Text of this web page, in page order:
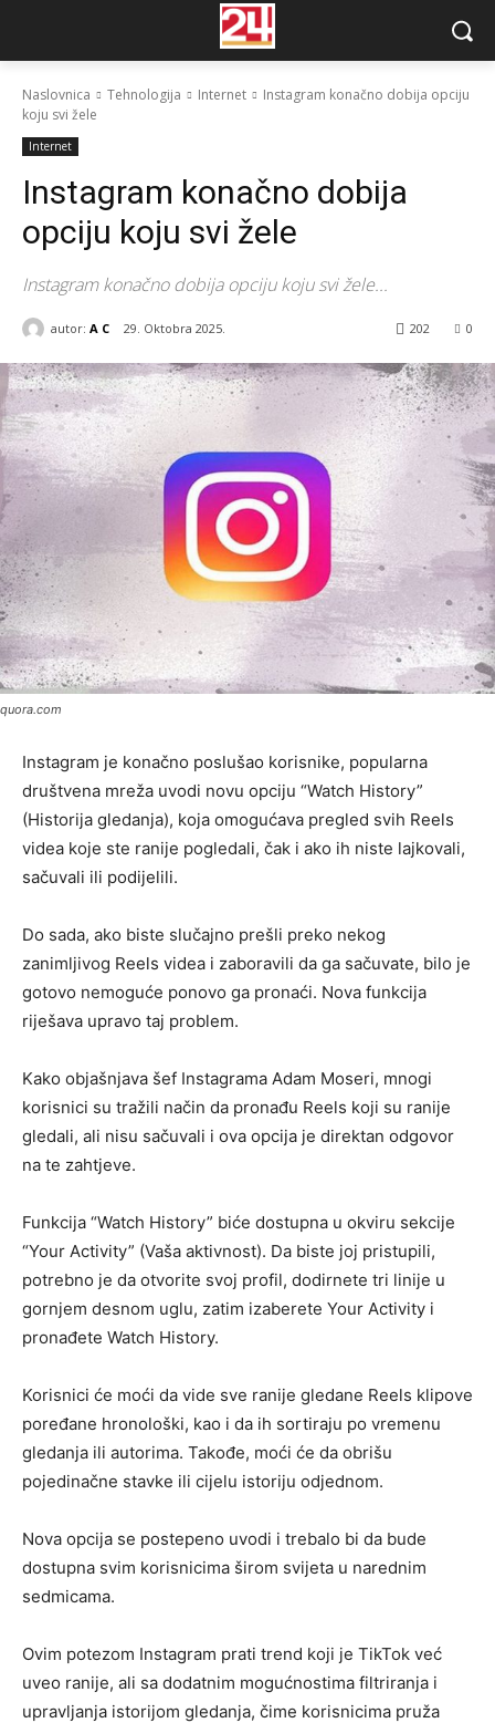
Naslovnica Tehnologija Internet
Instagram konačno dobija opciju
koju svi žele
Internet
Instagram konačno dobija
opciju koju svi žele
Instagram konačno dobija opciju koju svi žele...
autor: A C 29. Oktobra 2025. 0
202
quora.com
​Instagram je konačno poslušao korisnike, popularna
društvena mreža uvodi novu opciju “Watch History”
(Historija gledanja), koja omogućava pregled svih Reels
videa koje ste ranije pogledali, čak i ako ih niste lajkovali,
sačuvali ili podijelili.
Do sada, ako biste slučajno prešli preko nekog
zanimljivog Reels videa i zaboravili da ga sačuvate, bilo je
gotovo nemoguće ponovo ga pronaći. Nova funkcija
riješava upravo taj problem.
Kako objašnjava šef Instagrama Adam Moseri, mnogi
korisnici su tražili način da pronađu Reels koji su ranije
gledali, ali nisu sačuvali i ova opcija je direktan odgovor
na te zahtjeve.
Funkcija “Watch History” biće dostupna u okviru sekcije
“Your Activity” (Vaša aktivnost). Da biste joj pristupili,
potrebno je da otvorite svoj profil, dodirnete tri linije u
gornjem desnom uglu, zatim izaberete Your Activity i
pronađete Watch History.
Korisnici će moći da vide sve ranije gledane Reels klipove
poređane hronološki, kao i da ih sortiraju po vremenu
gledanja ili autorima. Takođe, moći će da obrišu
pojedinačne stavke ili cijelu istoriju odjednom.
Nova opcija se postepeno uvodi i trebalo bi da bude
dostupna svim korisnicima širom svijeta u narednim
sedmicama.
Ovim potezom Instagram prati trend koji je TikTok već
uveo ranije, ali sa dodatnim mogućnostima filtriranja i
upravljanja istorijom gledanja, čime korisnicima pruža